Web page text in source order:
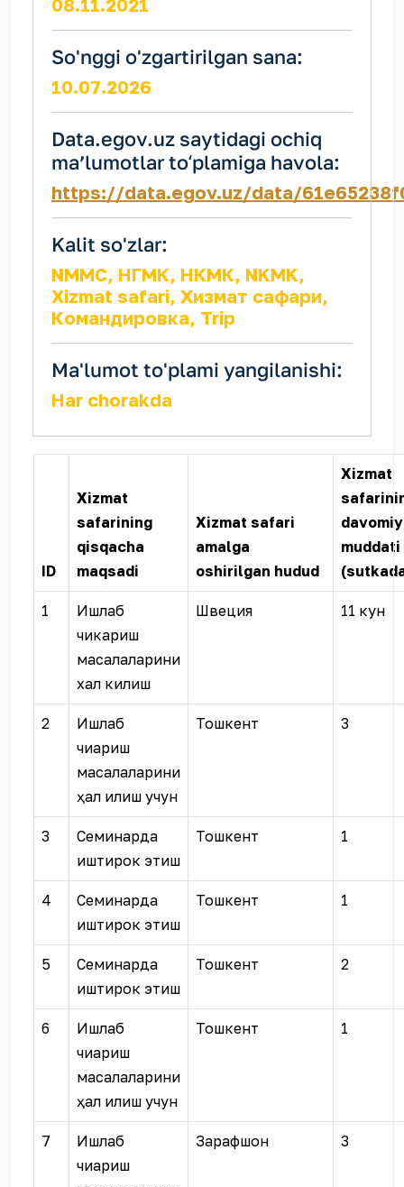
08.11.2021
So'nggi o'zgartirilgan sana:
10.07.2026
Data.egov.uz saytidagi ochiq
maʼlumotlar toʻplamiga havola:
https://data.egov.uz/data/
Kalit so'zlar:
NMMC, НГМК, НКМК, NKMK,
Xizmat safari, Хизмат сафари,
Командировка, Trip
Ma'lumot to'plami yangilanishi:
Har chorakda
ID
Xizmat
safarining
qisqacha
maqsadi
Xizmat safari
amalga
oshirilgan hudud
Xizmat
muddati
1
Ишлаб
чикариш
масалаларини
хал килиш
Швеция 11 кун
2
Ишлаб
чиқариш
масалаларини
ҳал қилиш учун
Тошкент 3
3
Семинарда
иштирок этиш
Тошкент 1
4
Семинарда
иштирок этиш
Тошкент 1
5
Семинарда
иштирок этиш
Тошкент 2
6
Ишлаб
чиқариш
масалаларини
ҳал қилиш учун
Тошкент 1
7
Ишлаб
чиқариш
Зарафшон 3